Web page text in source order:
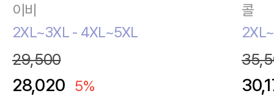
이비
2XL~3XL - 4XL~5XL
29,500
28,020 5%
콜